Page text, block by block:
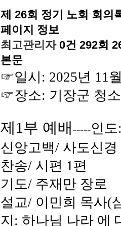
제 26회 정기 노회 회의
페이지 정보
최고관리자 0건 292회
본문
☞일시 : 2025년 11
☞장소: 기장군 청
제 1부 예배 -----인도
신앙고백/ 사도신경
찬송/ 시편 1편
기도/ 주재만 장로
설교/ 이민희 목사(
지 : 하나님 나라 에